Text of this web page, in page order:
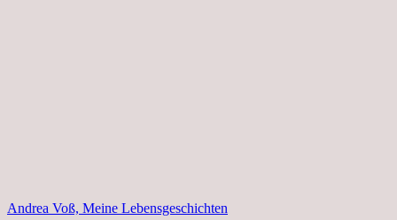
Andrea Voß, Meine Lebensgeschichten